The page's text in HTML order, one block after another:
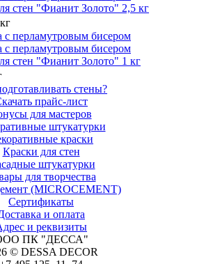
стен "Фианит Золото" 2,5 кг
стен "Фианит Золото" 1 кг
стены?
прайс-лист
для мастеров
штукатурки
краски
Краски для стен
штукатурки
для творчества
(MICROCEMENT)
Сертификаты
и оплата
и реквизиты
ПК "ДЕССА"
© DESSA DECOR